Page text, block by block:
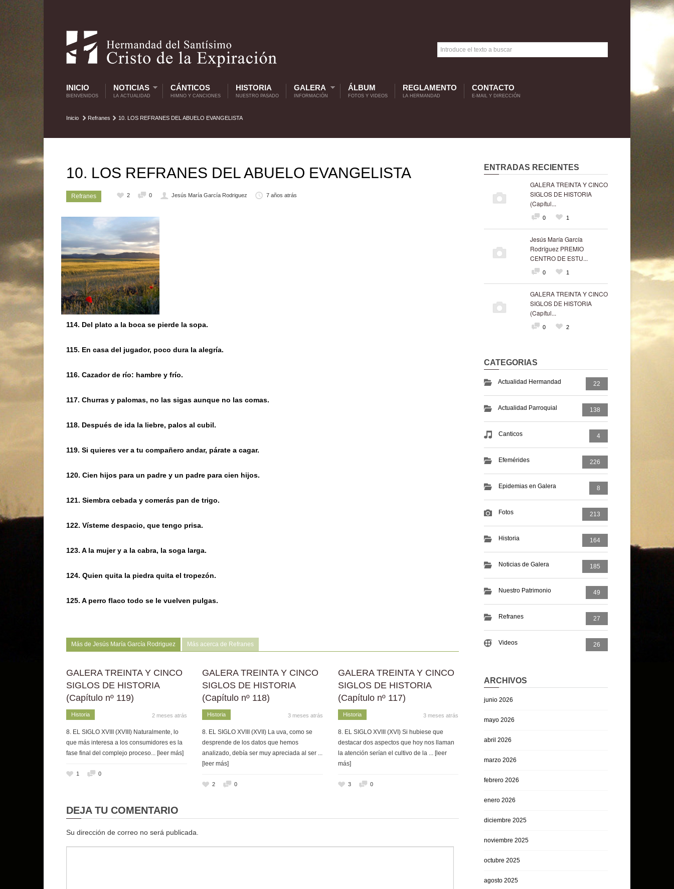
INICIO
BIENVENIDOS
NOTICIAS
LA ACTUALIDAD
CÁNTICOS
HIMNO Y CANCIONES
HISTORIA
NUESTRO PASADO
GALERA
INFORMACIÓN
ÁLBUM
FOTOS Y VIDEOS
REGLAMENTO
LA HERMANDAD
CONTACTO
E-MAIL Y DIRECCIÓN
Inicio Refranes 10. LOS REFRANES DEL ABUELO EVANGELISTA
10. LOS REFRANES DEL ABUELO EVANGELISTA
Refranes 2 0 Jesús María García Rodriguez 7 años atrás
114. Del plato a la boca se pierde la sopa.
115. En casa del jugador, poco dura la alegría.
116. Cazador de río: hambre y frío.
117. Churras y palomas, no las sigas aunque no las comas.
118. Después de ida la liebre, palos al cubil.
119. Si quieres ver a tu compañero andar, párate a cagar.
120. Cien hijos para un padre y un padre para cien hijos.
121. Siembra cebada y comerás pan de trigo.
122. Vísteme despacio, que tengo prisa.
123. A la mujer y a la cabra, la soga larga.
124. Quien quita la piedra quita el tropezón.
125. A perro flaco todo se le vuelven pulgas.
Más de Jesús María García Rodriguez Más acerca de Refranes
GALERA TREINTA Y CINCO
SIGLOS DE HISTORIA
(Capítulo nº 119)
Historia 2 meses atrás
8. EL SIGLO XVIII (XVIII) Naturalmente, lo
que más interesa a los consumidores es la
fase final del complejo proceso ... [leer más]
1 0
GALERA TREINTA Y CINCO
SIGLOS DE HISTORIA
(Capítulo nº 118)
Historia 3 meses atrás
8. EL SIGLO XVIII (XVII) La uva, como se
desprende de los datos que hemos
analizado, debía ser muy apreciada al ser
[leer más]
2 0
GALERA TREINTA Y CINCO
SIGLOS DE HISTORIA
(Capítulo nº 117)
Historia 3 meses atrás
8. EL SIGLO XVIII (XVI) Si hubiese que
destacar dos aspectos que hoy nos llaman
la atención serían el cultivo de la
... [leer
más]
3 0
DEJA TU COMENTARIO
Su dirección de correo no será publicada.
ENTRADAS RECIENTES
GALERA TREINTA Y CINCO
SIGLOS DE HISTORIA
(Capítul...
0 1
Jesús María García
Rodríguez PREMIO
CENTRO DE ESTU...
0 1
GALERA TREINTA Y CINCO
SIGLOS DE HISTORIA
(Capítul...
0 2
CATEGORIAS
Actualidad Hermandad 22
Actualidad Parroquial 138
Canticos 4
Efemérides 226
Epidemias en Galera 8
Fotos 213
Historia 164
Noticias de Galera 185
Nuestro Patrimonio 49
Refranes 27
Videos 26
ARCHIVOS
junio 2026
mayo 2026
abril 2026
marzo 2026
febrero 2026
enero 2026
diciembre 2025
noviembre 2025
octubre 2025
agosto 2025